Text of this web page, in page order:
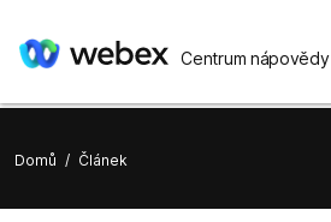
Centrum nápovědy
Domů / Článek